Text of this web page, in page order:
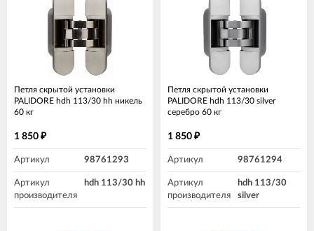
Петля скрытой установки
PALIDORE hdh 113/30 hh никель
60 кг
1 850 ₽
Артикул 98761293
Артикул
производителя
hdh 113/30 hh
Петля скрытой установки
PALIDORE hdh 113/30 silver
серебро 60 кг
1 850 ₽
Артикул 98761294
Артикул
производителя
hdh 113/30
silver